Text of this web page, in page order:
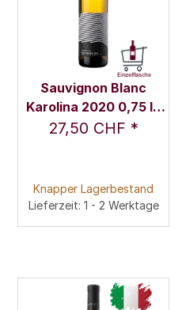
Sauvignon Blanc
Karolina 2020 0,75 l -
Weingut Nicolussi-
27,50 CHF *
Knapper Lagerbestand
Lieferzeit: 1 - 2 Werktage